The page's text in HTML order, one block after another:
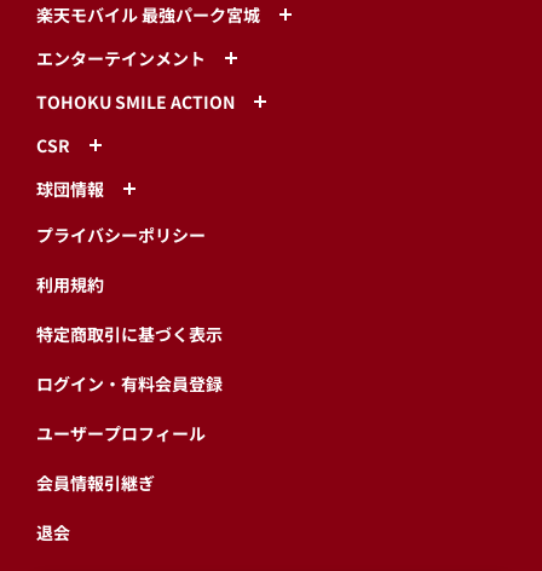
楽天モバイル 最強パーク宮城
エンターテインメント
TOHOKU SMILE ACTION
CSR
球団情報
プライバシーポリシー
利用規約
特定商取引に基づく表示
ログイン・有料会員登録
ユーザープロフィール
会員情報引継ぎ
退会